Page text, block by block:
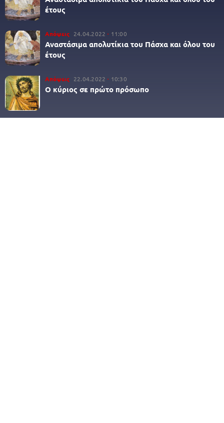
έτους
Απόψεις 24.04.2022 11:00
Αναστάσιμα απολυτίκια του Πάσχα και όλου του
έτους
Απόψεις 22.04.2022 10:30
Ο κύριος σε πρώτο πρόσωπο